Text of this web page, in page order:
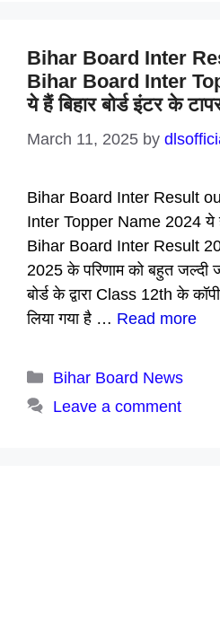
Bihar Board Inter
Bihar Board Inter
ये हैं बिहार बोर्ड इंटर के
March 11, 2025 by
Bihar Board Inter Result
Inter Topper Name 2024 ये हैं
Bihar Board Inter Result 2024
2025 के परिणाम को बहुत जल्दी
बोर्ड के द्वारा Class 12th के
लिया गया है … Read more
Categories
Bihar Board News
Leave a comment